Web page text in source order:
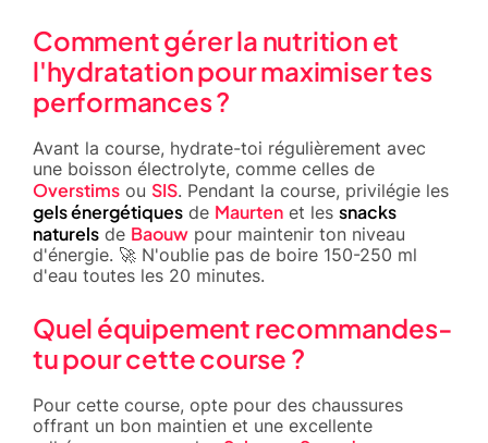
Comment gérer la nutrition et
l'hydratation pour maximiser tes
performances ?
Avant la course, hydrate-toi régulièrement avec
une boisson électrolyte, comme celles de
Overstims ou SIS. Pendant la course, privilégie les
gels énergétiques de Maurten et les snacks
naturels de Baouw pour maintenir ton niveau
d'énergie. 🚀 N'oublie pas de boire 150-250 ml
d'eau toutes les 20 minutes.
Quel équipement recommandes-
tu pour cette course ?
Pour cette course, opte pour des chaussures
offrant un bon maintien et une excellente